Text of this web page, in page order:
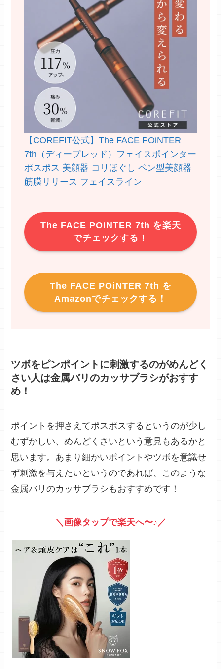
【COREFIT公式】The FACE POiNTER
7th（ディープレッド）フェイスポインター
ポスポス 美顔器 コリほぐし ペン型美顔器
筋膜リリース フェイスライン
The FACE POiNTER 7th を楽天
でチェックする！
The FACE POiNTER 7th を
Amazonでチェックする！
ツボをピンポイントに刺激するのがめんどく
さい人は金属バリのカッサブラシがおすす
め！
ポイントを押さえてポスポスするというのが少し
むずかしい、めんどくさいという意見もあるかと
思います。あまり細かいポイントやツボを意識せ
ず刺激を与えたいというのであれば、このような
金属バリのカッサブラシもおすすめです！
＼画像タップで楽天へ〜♪／